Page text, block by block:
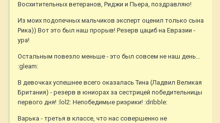
Восхитительных ветеранов, Риджи и Пьера, поздравляю!
Из моих подопечных мальчиков эксперт оценил только сына
Рика)) Вот это был наш прорыв! Резерв цациб на Евразии -
ура!
Остальным повезло меньше - это был совсем не наш день...
:gleam:
В девочках успешнее всего оказалась Тина (Ладвил Великая
Британия) - резерв в юниорах за сестрицей победительницы
первого дня! :lol2: Непобедимые риэрики! :dribble:
Варька - третья в классе, что нас совершенно не